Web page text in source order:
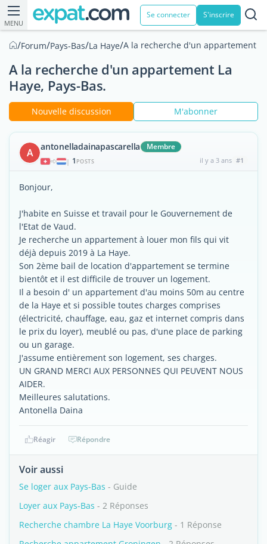
MENU
Se connecter S'inscrire
/Forum/Pays-Bas/La Haye/A la recherche d'un appartement
A la recherche d'un appartement La
Haye, Pays-Bas.
Nouvelle discussion M'abonner
A antonelladainapascarella Membre
| 1 POSTS il y a 3 ans #1
Bonjour,
J'habite en Suisse et travail pour le Gouvernement de
l'Etat de Vaud.
Je recherche un appartement à louer mon fils qui vit
déjà depuis 2019 à La Haye.
Son 2ème bail de location d'appartement se termine
bientôt et il est difficile de trouver un logement.
Il a besoin d' un appartement d'au moins 50m au centre
de la Haye et si possible toutes charges comprises
(électricité, chauffage, eau, gaz et internet compris dans
le prix du loyer), meublé ou pas, d'une place de parking
ou un garage.
J'assume entièrement son logement, ses charges.
UN GRAND MERCI AUX PERSONNES QUI PEUVENT NOUS
AIDER.
Meilleures salutations.
Antonella Daina
Réagir Répondre
Voir aussi
Se loger aux Pays-Bas - Guide
Loyer aux Pays-Bas - 2 Réponses
Recherche chambre La Haye Voorburg - 1 Réponse